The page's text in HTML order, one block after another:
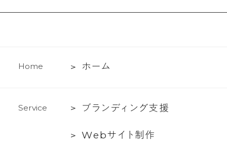
Home
ホ
ホーム
Service
ブ
ン
ブラ ン ディ ン グ支援
Web
Webサ イ ト 制 作